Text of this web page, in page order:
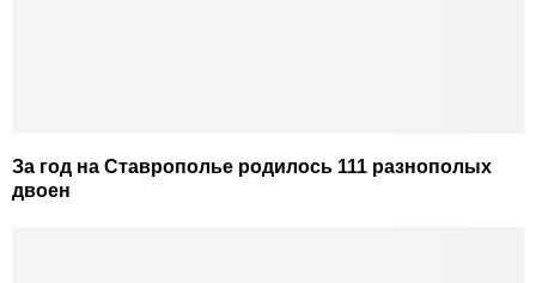
За год на Ставрополье родилось 111 разнополых
двоен